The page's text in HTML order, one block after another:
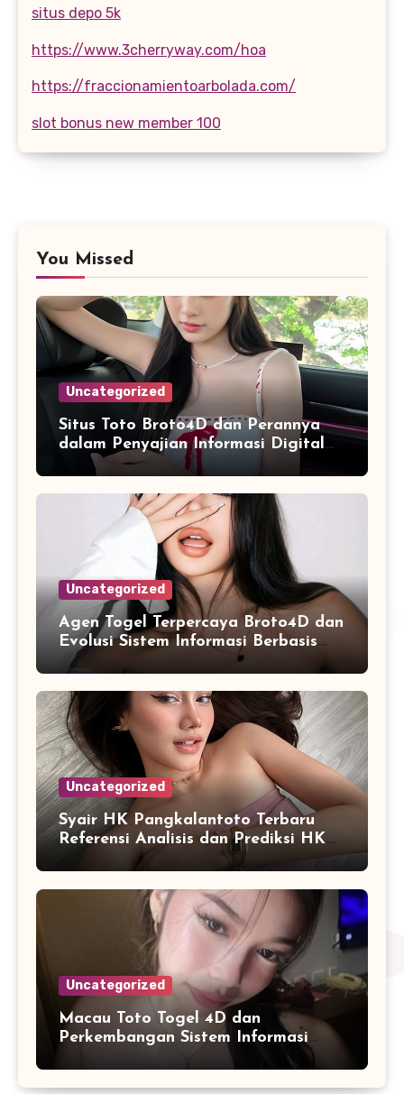
situs depo 5k
https://www.3cherryway.com/hoa
https://fraccionamientoarbolada.com/
slot bonus new member 100
You Missed
Uncategorized
Situs Toto Broto4D dan Perannya
dalam Penyajian Informasi Digital
yang Praktis
Uncategorized
Agen Togel Terpercaya Broto4D dan
Evolusi Sistem Informasi Berbasis
Platform Online
Uncategorized
Syair HK Pangkalantoto Terbaru
Referensi Analisis dan Prediksi HK
Uncategorized
Macau Toto Togel 4D dan
Perkembangan Sistem Informasi
Berbasis Angka di Era Digital